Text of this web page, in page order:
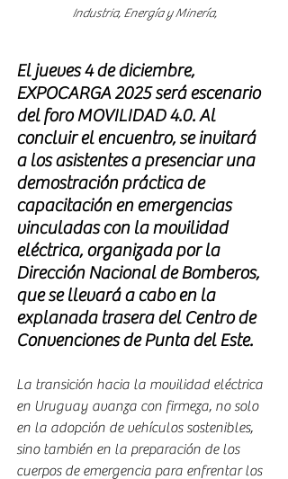
Industria, Energía y Minería,
El jueves 4 de diciembre,
EXPOCARGA 2025 será escenario
del foro MOVILIDAD 4.0. Al
concluir el encuentro, se invitará
a los asistentes a presenciar una
demostración práctica de
capacitación en emergencias
vinculadas con la movilidad
eléctrica, organizada por la
Dirección Nacional de Bomberos,
que se llevará a cabo en la
explanada trasera del Centro de
Convenciones de Punta del Este.
La transición hacia la movilidad eléctrica
en Uruguay avanza con firmeza, no solo
en la adopción de vehículos sostenibles,
sino también en la preparación de los
cuerpos de emergencia para enfrentar los